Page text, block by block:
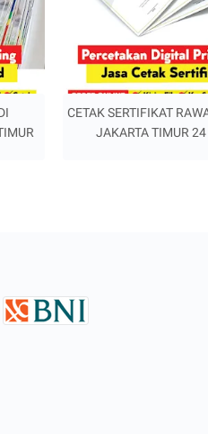
CETAK SERTIFIKAT
JAKARTA TIMUR